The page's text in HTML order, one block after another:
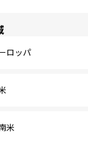
ロッパ
米